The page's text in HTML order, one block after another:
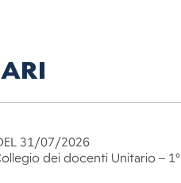
31/07/2026
dei docenti Unitario – 1°